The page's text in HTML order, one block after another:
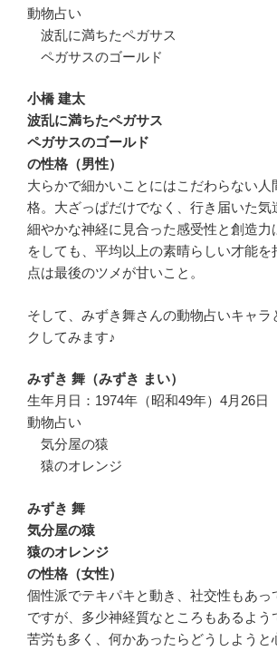
動物占い
波乱に満ちたペガサス
ペガサスのゴールド
小橋 建太
波乱に満ちたペガサス
ペガサスのゴールド
の性格（男性）
大らかで細かいことにはこだわらない人
格。大ざっぱだけでなく、行き届いた気
細やかな神経に見合った感受性と創造力
をしても、平均以上の素晴らしい才能を
点は最後のツメが甘いこと。
そして、みずき舞さんの動物占いキャラ
クしてみます♪
みずき 舞（みずき まい）
生年月日：1974年（昭和49年）4月26日
動物占い
気分屋の猿
猿のオレンジ
みずき 舞
気分屋の猿
猿のオレンジ
の性格（女性）
個性派でテキパキと動き、社交性もあっ
ですが、多少神経質なところもあるよう
苦労も多く、何かあったらどうしようと